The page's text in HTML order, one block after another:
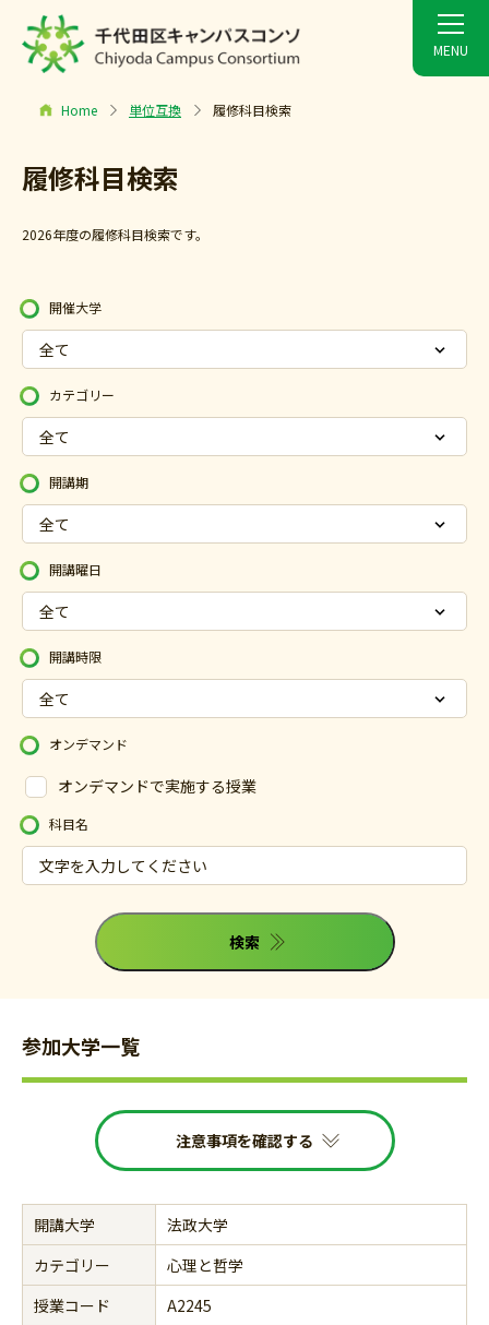
Home 単位互換 履修科目検索
履修科目検索
2026年度の履修科目検索です。
開催大学
カテゴリー
開講期
開講曜日
開講時限
オンデマンド
オンデマンドで実施する授業
科目名
検索
参加大学一覧
注意事項を確認する
開講大学
法政大学
カテゴリー
心理と哲学
授業コード
A2245